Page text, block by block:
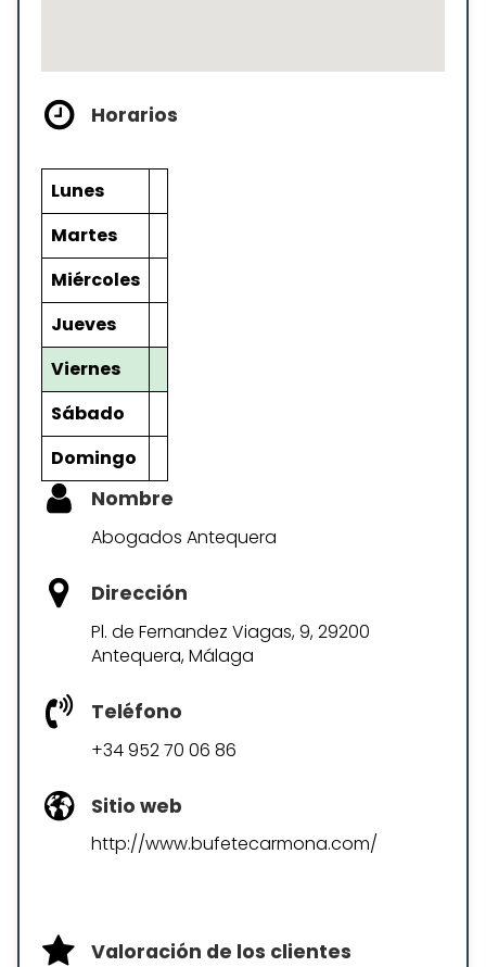
Horarios
Lunes
Martes
Miércoles
Jueves
Viernes
Sábado
Domingo
Nombre
Abogados Antequera
Dirección
Pl. de Fernandez Viagas, 9, 29200
Antequera, Málaga
Teléfono
+34 952 70 06 86
Sitio web
http://www.bufetecarmona.com/
Valoración de los clientes